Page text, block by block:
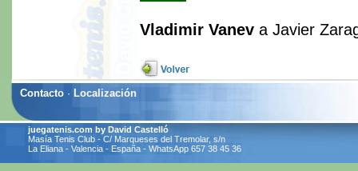
Vladimir Vanev a Javier
Contacto · Localización
juegatenis.com by David Castelló
Masía Tenis Club - C/ Marqueses del Tremolar, s/n
La Eliana - Valencia - España - WhatsApp 657 38 45 36